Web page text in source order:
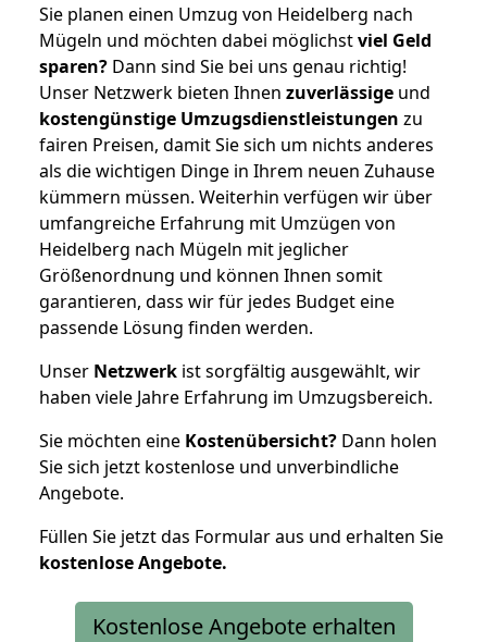
Sie planen einen Umzug von Heidelberg nach
Mügeln und möchten dabei möglichstviel Geld
sparen? Dann sind Sie bei uns genau richtig!
Unser Netzwerk bieten Ihnen zuverlässige und
kostengünstige Umzugsdienstleistungen zu
fairen Preisen, damit Sie sich um nichts anderes
als die wichtigen Dinge in Ihrem neuen Zuhause
kümmern müssen. Weiterhin verfügen wir über
umfangreiche Erfahrung mit Umzügen von
Heidelberg nach Mügeln mit jeglicher
Größenordnung und können Ihnen somit
garantieren, dass wir für jedes Budget eine
passende Lösung finden werden.
Unser Netzwerk ist sorgfältig ausgewählt, wir
haben viele Jahre Erfahrung im Umzugsbereich.
Sie möchten eine Kostenübersicht? Dann holen
Sie sich jetzt kostenlose und unverbindliche
Angebote.
Füllen Sie jetzt das Formular aus und erhalten Sie
kostenloseAngebote.
Kostenlose Angebote erhalten